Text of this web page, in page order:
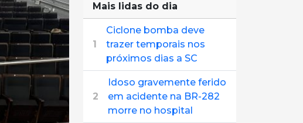
Mais lidas do dia
1
Ciclone bomba deve
trazer temporais nos
próximos dias a SC
2
Idoso gravemente ferido
em acidente na BR-282
morre no hospital